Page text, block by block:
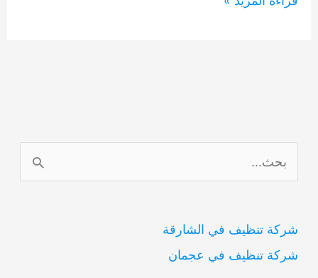
بدبي
0554948127
ل
ح
ث
شركة تنظيف في الشارقة
شركة تنظيف في عجمان